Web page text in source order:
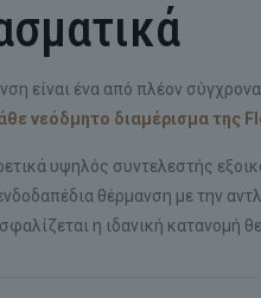
είναι ένα από πλέον
νεόδμητο διαμέρισμα της
υψηλός συντελεστής
θέρμανση με την
η ιδανική κατανομή